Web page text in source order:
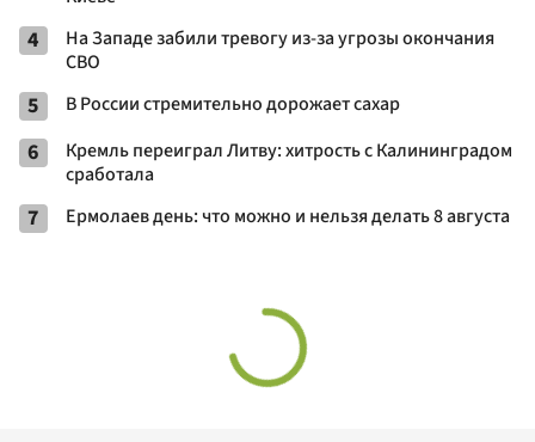
4
На Западе забили тревогу из-за угрозы окончания
СВО
5 В России стремительно дорожает сахар
6
Кремль переиграл Литву: хитрость с Калининградом
сработала
7 Ермолаев день: что можно и нельзя делать 8 августа